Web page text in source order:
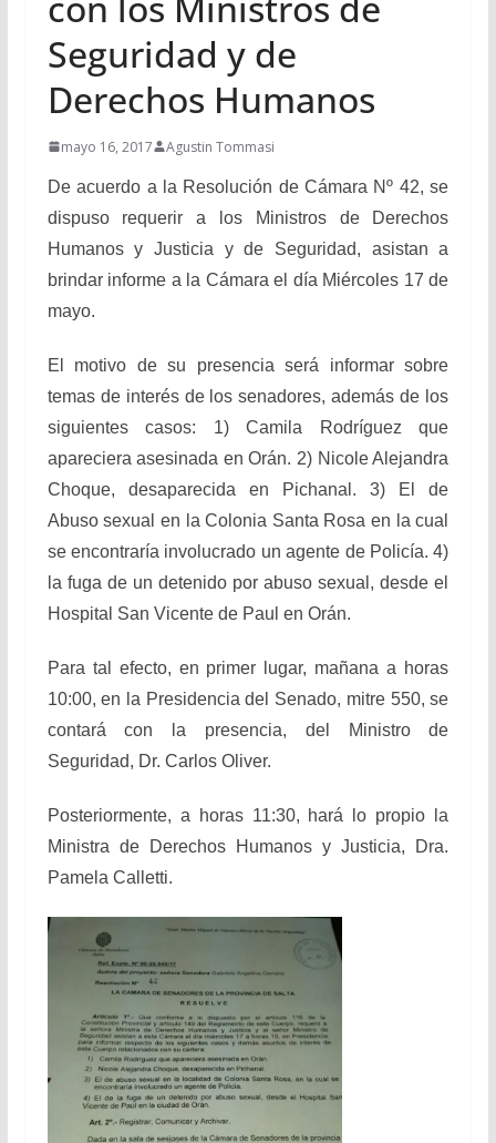
Seguridad y de
Derechos Humanos
mayo 16, 2017 Agustin Tommasi
De acuerdo a la Resolución de Cámara Nº 42, se
dispuso requerir a los Ministros de Derechos
Humanos y Justicia y de Seguridad, asistan a
brindar informe a la Cámara el día Miércoles 17 de
mayo.
El motivo de su presencia será informar sobre
temas de interés de los senadores, además de los
siguientes casos: 1) Camila Rodríguez que
apareciera asesinada en Orán. 2) Nicole Alejandra
Choque, desaparecida en Pichanal. 3) El de
Abuso sexual en la Colonia Santa Rosa en la cual
se encontraría involucrado un agente de Policía. 4)
la fuga de un detenido por abuso sexual, desde el
Hospital San Vicente de Paul en Orán.
Para tal efecto, en primer lugar, mañana a horas
10:00, en la Presidencia del Senado, mitre 550, se
contará con la presencia, del Ministro de
Seguridad, Dr. Carlos Oliver.
Posteriormente, a horas 11:30, hará lo propio la
Ministra de Derechos Humanos y Justicia, Dra.
Pamela Calletti.